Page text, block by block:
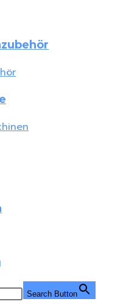
Search Button